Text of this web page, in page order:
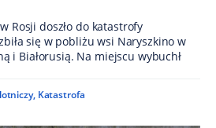
Rosji doszło do katastrofy
się w pobliżu wsi Naryszkino w
i Białorusią. Na miejscu wybuchł
, Katastrofa